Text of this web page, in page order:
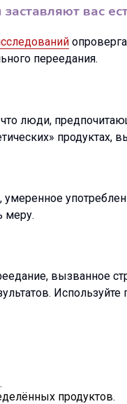
вас
переедания.
люди,
продуктах,
, умеренное
меру.
вызванное
продуктов.